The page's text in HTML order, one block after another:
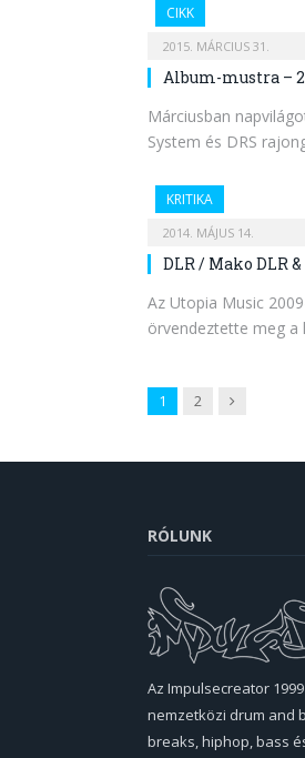
CIKK
2015. MÁRCIUS 31.
Album-mustra –
Márciusban
System és DRS
KRITIKA
2014. MÁJUS 14.
DLR / Mako DLR
Az Utopia Music
örvendeztette meg
1 2 Next
RÓLUNK
Az Impulsecreator
nemzetközi drum and
breaks, hiphop, bass